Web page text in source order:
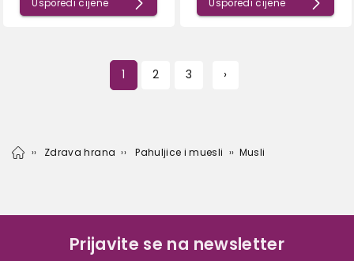
Usporedi cijene Usporedi cijene
1 2 3 ›
Zdrava hrana Pahuljice i muesli Musli
Prijavite se na newsletter